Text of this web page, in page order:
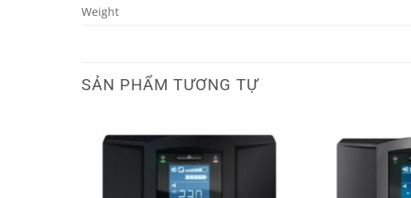
Weight
SẢN PHẨM TƯƠNG TỰ